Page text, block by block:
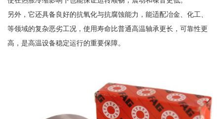
另外，它还具备良好的抗氧化与抗腐蚀能力，能适配冶金、化工、
等领域的复杂恶劣工况，使用寿命比普通高温轴承更长，可靠性更
高，是高温设备稳定运行的重要保障。